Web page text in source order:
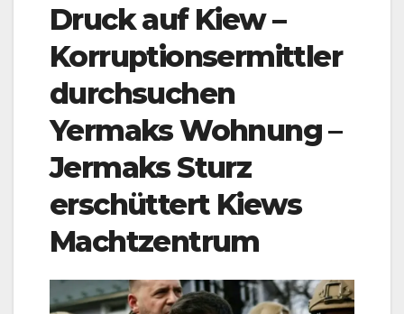
Druck auf Kiew –
Korruptionsermittler
durchsuchen
Yermaks Wohnung–
Jermaks Sturz
erschüttert Kiews
Machtzentrum